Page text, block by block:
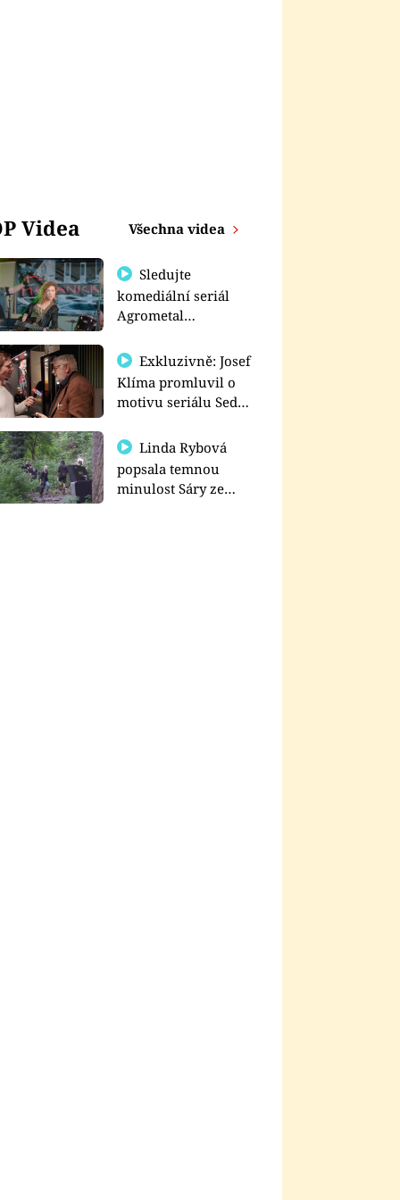
Videa Všechna videa
Sledujte
komediální seriál
Agrometal
prima+
Exkluzivně: Josef
Klíma promluvil o
motivu seriálu Sedm
Linda Rybová
popsala temnou
minulost Sáry ze